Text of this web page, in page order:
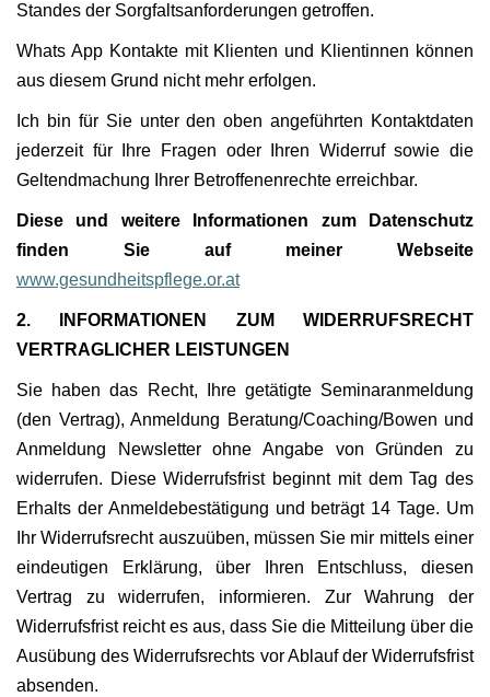
Standes der Sorgfaltsanforderungen getroffen.
Whats App Kontakte mit Klienten und Klientinnen können
aus diesem Grund nicht mehr erfolgen.
Ich bin für Sie unter den oben angeführten Kontaktdaten
jederzeit für Ihre Fragen oder Ihren Widerruf sowie die
Geltendmachung Ihrer Betroffenenrechte erreichbar.
Diese und weitere Informationen zum Datenschutz
finden Sie auf meiner Webseite
www.gesundheitspflege.or.at
2. INFORMATIONEN ZUM WIDERRUFSRECHT
VERTRAGLICHER LEISTUNGEN
Sie haben das Recht, Ihre getätigte Seminaranmeldung
(den Vertrag), Anmeldung Beratung/Coaching/Bowen und
Anmeldung Newsletter ohne Angabe von Gründen zu
widerrufen. Diese Widerrufsfrist beginnt mit dem Tag des
Erhalts der Anmeldebestätigung und beträgt 14 Tage. Um
Ihr Widerrufsrecht auszuüben, müssen Sie mir mittels einer
eindeutigen Erklärung, über Ihren Entschluss, diesen
Vertrag zu widerrufen, informieren. Zur Wahrung der
Widerrufsfrist reicht es aus, dass Sie die Mitteilung über die
Ausübung des Widerrufsrechts vor Ablauf der Widerrufsfrist
absenden.